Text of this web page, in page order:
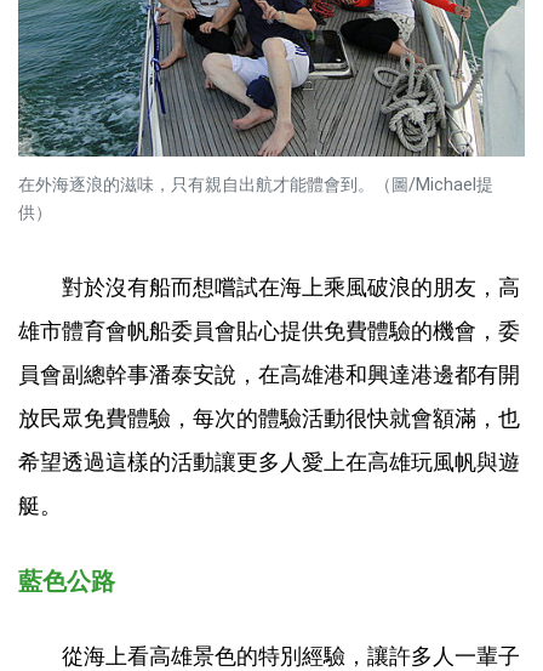
在外海逐浪的滋味，只有親自出航才能體會到。（圖/Michael提
供）
對於沒有船而想嚐試在海上乘風破浪的朋友，高
雄市體育會帆船委員會貼心提供免費體驗的機會，委
員會副總幹事潘泰安說，在高雄港和興達港邊都有開
放民眾免費體驗，每次的體驗活動很快就會額滿，也
希望透過這樣的活動讓更多人愛上在高雄玩風帆與遊
艇。
藍色公路
從海上看高雄景色的特別經驗，讓許多人一輩子